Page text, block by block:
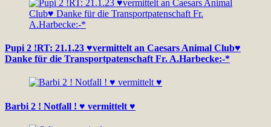
Pupi 2 !RT: 21.1.23 ♥vermittelt an Caesars Animal Club♥
Danke für die Transportpatenschaft Fr. A.Harbecke:-*
Barbi 2 ! Notfall ! ♥ vermittelt ♥